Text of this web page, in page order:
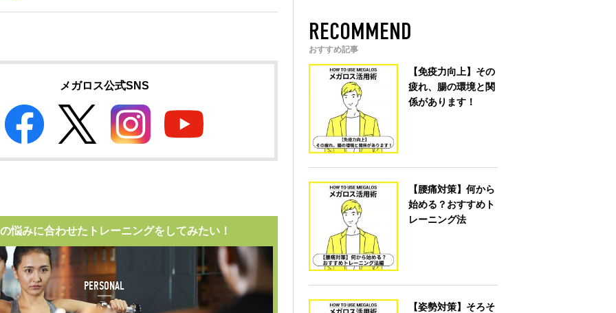
メガロス公式SNS
悩みに合わせたトレーニングをしてみたい！
PERSONAL
RECOMMEND
おすすめ記事
【免疫力向上】その
疲れ、腸の環境と関
係があります！
【腰痛対策】何から
始める？おすすめト
レーニング法
【姿勢対策】そろそ